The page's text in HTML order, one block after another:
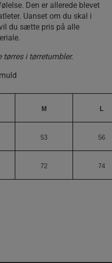
Den er allerede blevet
Uanset om du skal i
du sætte pris på alle
tørres i tørretumbler.
M L
53 56
72 74